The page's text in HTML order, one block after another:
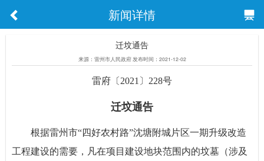
新闻详情
迁坟通告
来源：雷州市人民政府 发布时间：2021-12-02
雷府〔2021〕228号
迁坟通告
根据雷州市“四好农村路”沈塘附城片区一期升级改造
工程建设的需要，凡在项目建设地块范围内的坟墓（涉及